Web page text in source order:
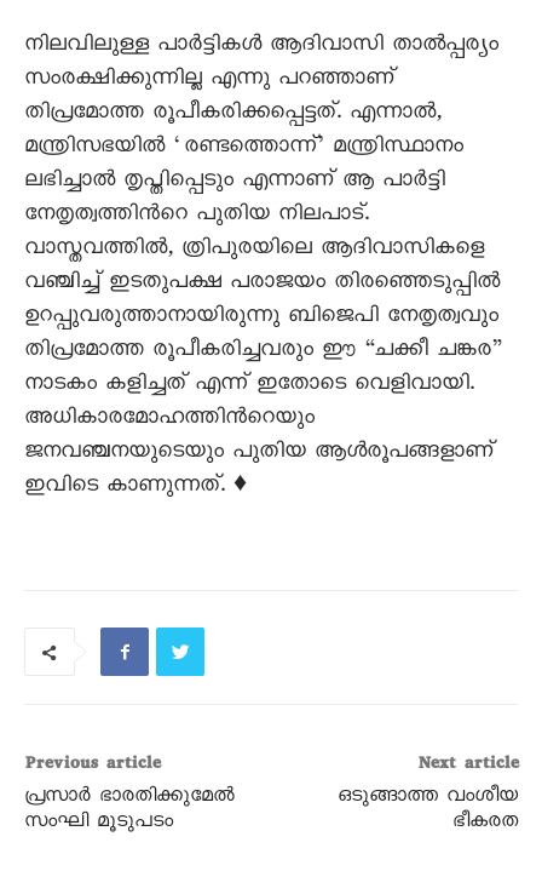
നിലവിലുള്ള പാര്‍ട്ടികള്‍ ആദിവാസി താല്‍പ്പര്യം
സംരക്ഷിക്കുന്നില്ല എന്നു പറഞ്ഞാണ്
തിപ്രമോത്ത രൂപീകരിക്കപ്പെട്ടത്. എന്നാല്‍,
മന്ത്രിസഭയില്‍ ‘രണ്ടത്തൊന്ന്’ മന്ത്രിസ്ഥാനം
ലഭിച്ചാല്‍ തൃപ്തിപ്പെടും എന്നാണ് ആ പാര്‍ട്ടി
നേതൃത്വത്തിന്‍റെ പുതിയ നിലപാട്.
വാസ്തവത്തില്‍, ത്രിപുരയിലെ ആദിവാസികളെ
വഞ്ചിച്ച് ഇടതുപക്ഷ പരാജയം തിരഞ്ഞെടുപ്പില്‍
ഉറപ്പുവരുത്താനായിരുന്നു ബിജെപി നേതൃത്വവും
തിപ്രമോത്ത രൂപീകരിച്ചവരും ഈ “ചക്കീ ചങ്കര”
നാടകം കളിച്ചത് എന്ന് ഇതോടെ വെളിവായി.
അധികാരമോഹത്തിന്‍റെയും
ജനവഞ്ചനയുടെയും പുതിയ ആള്‍രൂപങ്ങളാണ്
ഇവിടെ കാണുന്നത്. ♦
Previous article
പ്രസാര്‍ ഭാരതിക്കുമേല്‍
സംഘി മൂടുപടം
Next article
ഒടുങ്ങാത്ത വംശീയ
ഭീകരത